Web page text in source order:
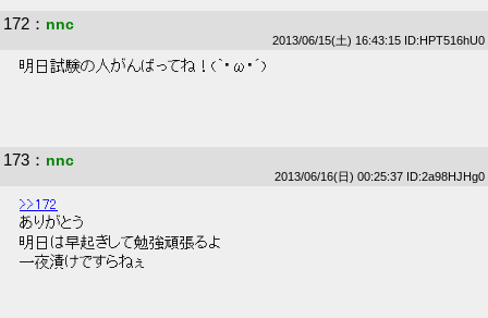
172 ： nnc
2013/06/15(土) 16:43:15 ID:HPT516hU0
明日試験の人がんばってね！(｀･ω･´)
173 ： nnc
2013/06/16(日) 00:25:37 ID:2a98HJHg0
>>172
ありがとう
明日は早起きして勉強頑張るよ
一夜漬けですらねぇ